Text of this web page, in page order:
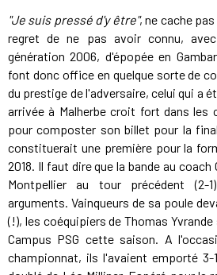
"Je suis pressé d'y être", ne cache
regret de ne pas avoir connu,
génération 2006, d'épopée en
font donc office en quelque sorte de
du prestige de l'adversaire, celui qui a
arrivée à Malherbe croit fort dans les
pour composter son billet pour la
constituerait une première pour la
2018. Il faut dire que la bande au coach
Montpellier au tour précédent (2-
arguments. Vainqueurs de sa poule
(!), les coéquipiers de Thomas
Campus PSG cette saison. A
championnat, ils l'avaient emporté 3-